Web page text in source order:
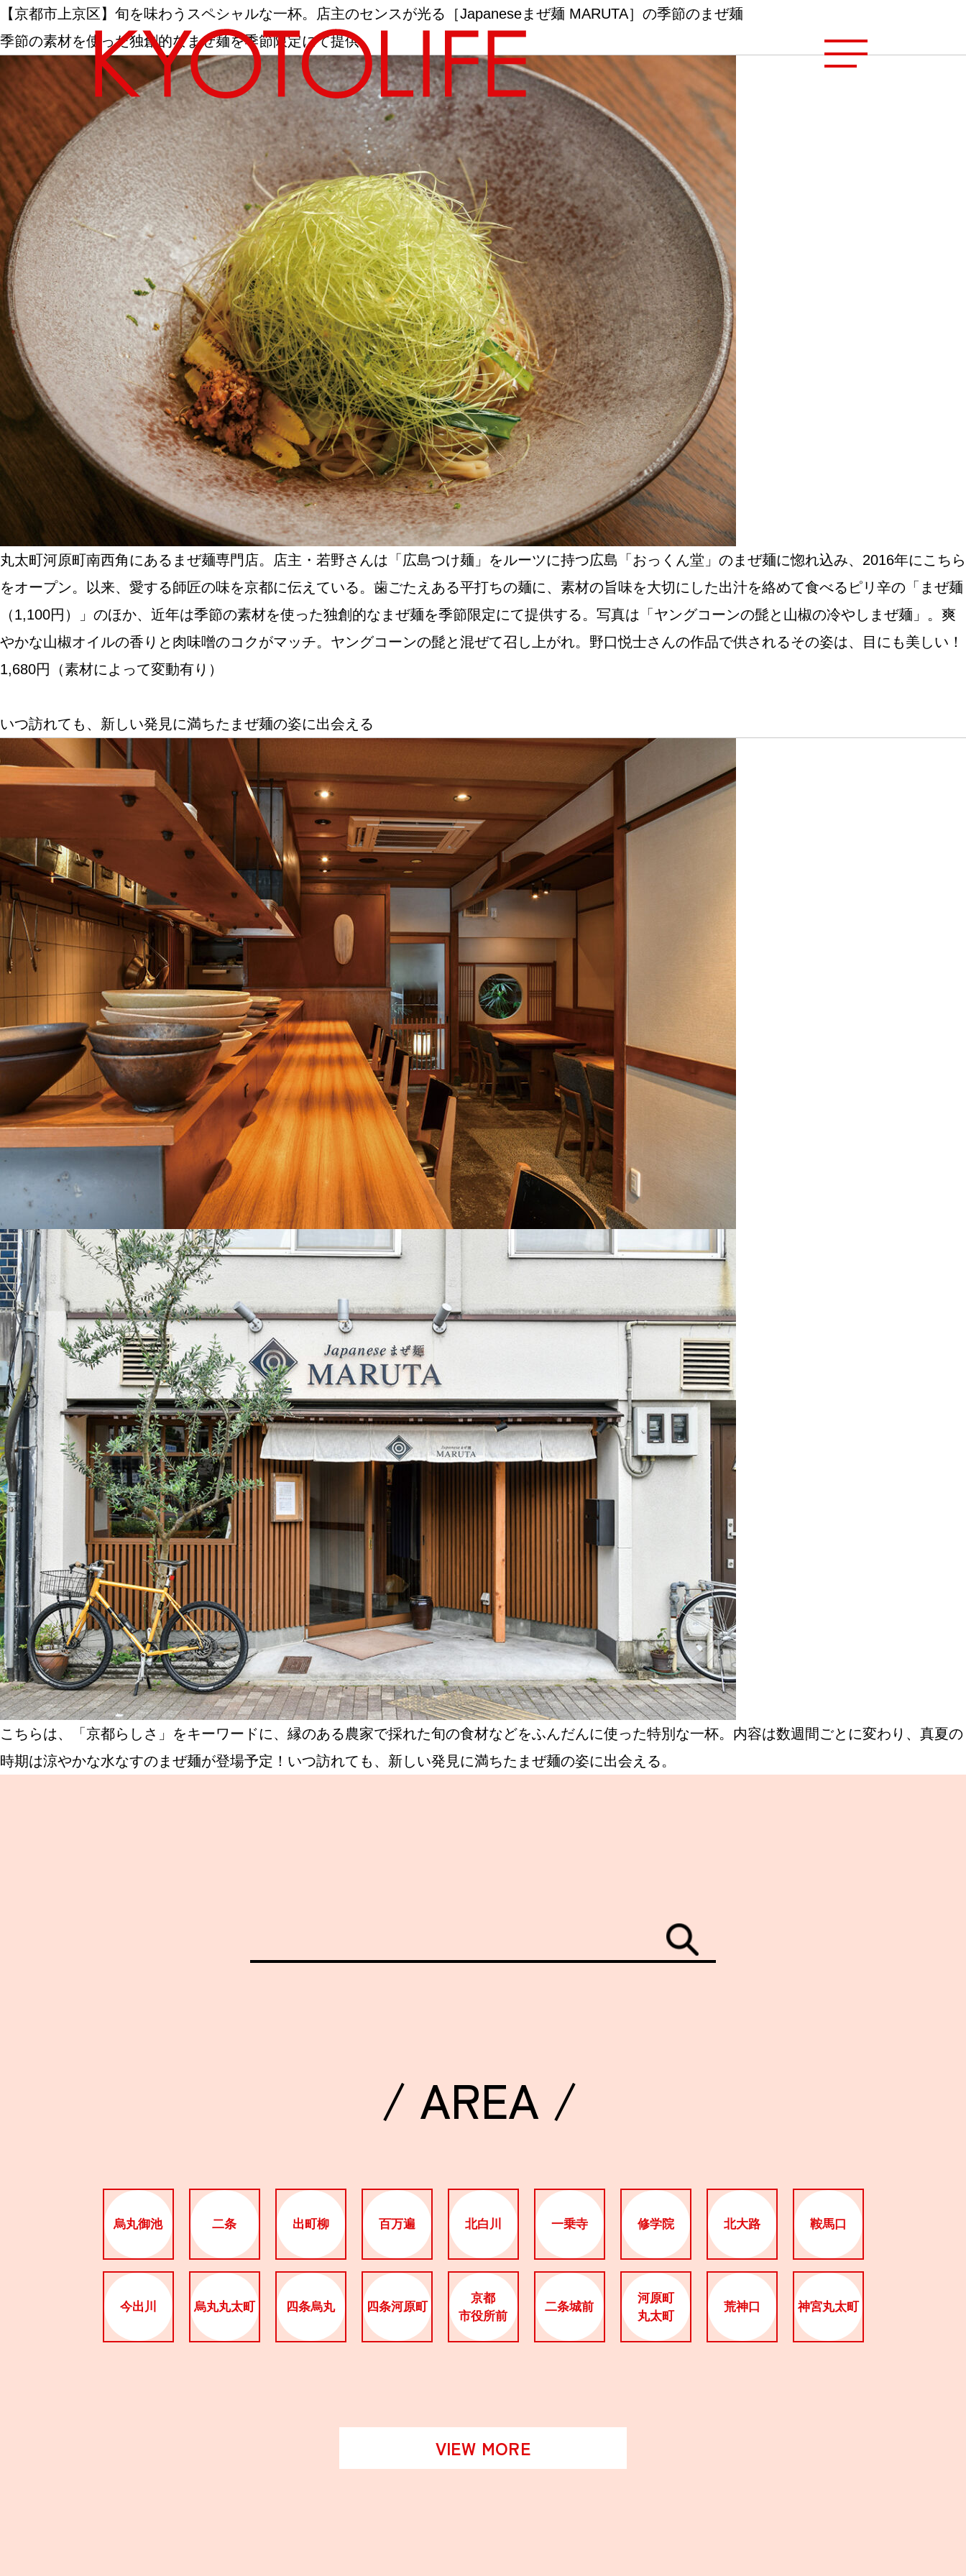
エリアから探す 地図から探す
カテゴリーから探す
SPECIAL NEW OPEN
SERIES
カレーが好き
京都おやつクラブ
私と店のはなし
今月の京みやげ
京都の書店
CULTURE
関西で開催。おすすめの展覧会
おすすめの映画
誠光社で選びました。おすすめの本
紹介します。おすすめのイベント
ABOUT US
チケットプレゼント応募
【京都市上京区】旬を味わうスペシャルな一杯。店主のセンスが光る［Japaneseまぜ麺 MARUTA］の季節のまぜ麺
季節の素材を使った独創的なまぜ麺を季節限定にて提供
丸太町河原町南西角にあるまぜ麺専門店。店主・若野さんは「広島つけ麺」をルーツに持つ広島「おっくん堂」のまぜ麺に惚れ込み、2016年にこちら
をオープン。以来、愛する師匠の味を京都に伝えている。歯ごたえある平打ちの麺に、素材の旨味を大切にした出汁を絡めて食べるピリ辛の「まぜ麺
（1,100円）」のほか、近年は季節の素材を使った独創的なまぜ麺を季節限定にて提供する。写真は「ヤングコーンの髭と山椒の冷やしまぜ麺」。爽
やかな山椒オイルの香りと肉味噌のコクがマッチ。ヤングコーンの髭と混ぜて召し上がれ。野口悦士さんの作品で供されるその姿は、目にも美しい！
1,680円（素材によって変動有り）
いつ訪れても、新しい発見に満ちたまぜ麺の姿に出会える
こちらは、「京都らしさ」をキーワードに、縁のある農家で採れた旬の食材などをふんだんに使った特別な一杯。内容は数週間ごとに変わり、真夏の
時期は涼やかな水なすのまぜ麺が登場予定！いつ訪れても、新しい発見に満ちたまぜ麺の姿に出会える。
/ AREA /
烏丸御池 二条 出町柳 百万遍 北白川 一乗寺 修学院 北大路 鞍馬口
今出川 烏丸丸太町 四条烏丸 四条河原町
京都
市役所前
二条城前
河原町
丸太町
荒神口 神宮丸太町
VIEW MORE